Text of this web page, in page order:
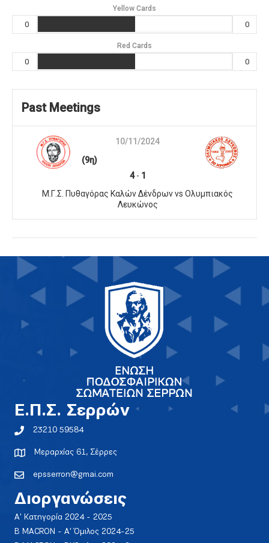
Yellow Cards
0 0
Red Cards
0 0
Past Meetings
10/11/2024
(9η)
4- 1
Μ.Γ.Σ. Πυθαγόρας Καλών Δένδρων vs Ολυμπιακός
Λευκώνος
E.Π.Σ. Σερρών
23210 59584
Μεραρχίας 61, Σέρρες
epsserron@gmai.com
Διοργανώσεις
Α' Κατηγορία 2024 - 2025
Β MACRON - Α' Όμιλος 2024-25